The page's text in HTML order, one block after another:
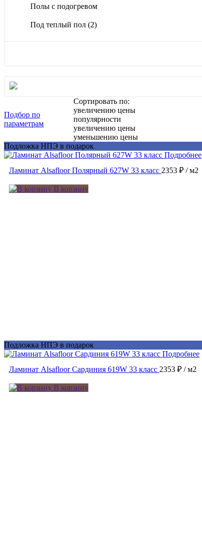
Полы с подогревом
Под теплый пол (2)
Подбор по
параметрам
Сортировать по:
увеличению цены
популярности
увеличению цены
уменьшению цены
Подложка НПЭ в подарок
Подробнее
Ламинат Alsafloor Полярный 627W 33 класс 2353 ₽ / м2
В корзину
Подложка НПЭ в подарок
Подробнее
Ламинат Alsafloor Сардиния 619W 33 класс 2353 ₽ / м2
В корзину